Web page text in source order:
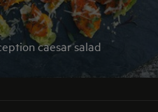
caesar salad